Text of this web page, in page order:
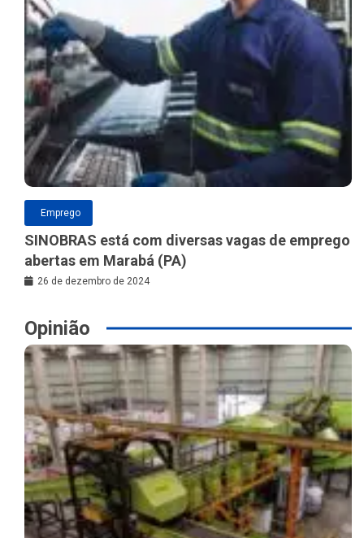
Emprego
SINOBRAS está com diversas vagas de emprego
abertas em Marabá (PA)
26 de dezembro de 2024
Opinião